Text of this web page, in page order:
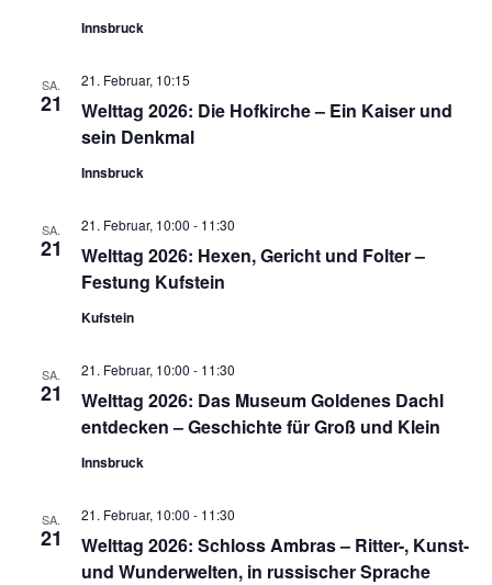
Innsbruck
SA.
21
Welttag 2026: Die Hofkirche – Ein Kaiser und
sein Denkmal
21. Februar, 10:15
Innsbruck
SA.
21
Welttag 2026: Hexen, Gericht und Folter –
Festung Kufstein
21. Februar, 10:00 - 11:30
Kufstein
SA.
21
Welttag 2026: Das Museum Goldenes Dachl
entdecken – Geschichte für Groß und Klein
21. Februar, 10:00 - 11:30
Innsbruck
SA.
21
Welttag 2026: Schloss Ambras – Ritter-, Kunst-
und Wunderwelten, in russischer Sprache
21. Februar, 10:00 - 11:30